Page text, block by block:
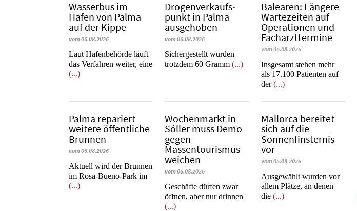
Wasserbus im
Hafen von Palma
auf der Kippe
vom 06.08.2026
Laut Hafenbehörde läuft
das Verfahren weiter, eine
(...)
Dro­gen­ver­kaufs­
punkt in Palma
ausgehoben
vom 06.08.2026
​​​​​​​Sichergestellt wurden
trotzdem 60 Gramm(...)
Balearen: Längere
Wartezeiten auf
Operationen und
Facharzttermine
vom 06.08.2026
Insgesamt stehen mehr
als 17.100 Patienten auf
der(...)
Palma repariert
weitere öffentliche
Brunnen
vom 06.08.2026
Aktuell wird der Brunnen
im Rosa-Bueno-Park im
(...)
Wochenmarkt in
Sóller muss Demo
gegen
Massentourismus
weichen
vom 06.08.2026
Geschäfte dürfen zwar
öffnen, aber nur drinnen
(...)
Mallorca bereitet
sich auf die
Sonnenfinsternis
vor
vom 05.08.2026
Ausgewählt wurden vor
allem Plätze, an denen
die(...)